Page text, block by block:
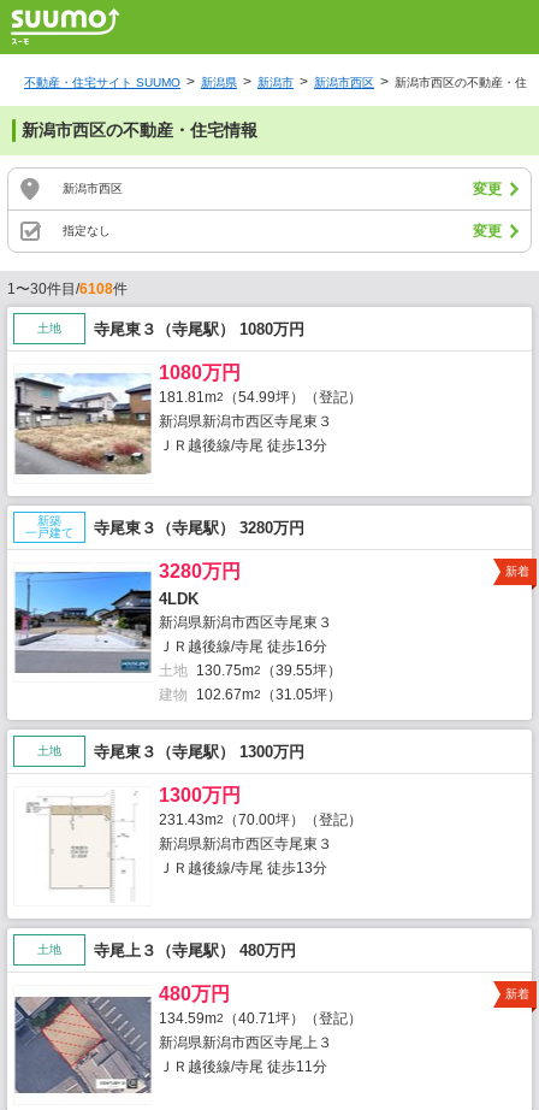
不動産・住宅サイト SUUMO 新潟県 新潟市 新潟市西区 新潟市西区の不動産・住
新潟市西区の不動産・住宅情報
新潟市西区 変更
指定なし 変更
1〜30件目/6108件
土地 寺尾東３（寺尾駅） 1080万円
1080万円
181.81m2
（54.99坪）（登記）
新潟県新潟市西区寺尾東３
ＪＲ越後線/寺尾 徒歩13分
新築
一戸建て
寺尾東３（寺尾駅） 3280万円
3280万円
4LDK
新潟県新潟市西区寺尾東３
ＪＲ越後線/寺尾 徒歩16分
土地 130.75m2
（39.55坪）
建物
102.67m2 （31.05坪）
新着
土地 寺尾東３（寺尾駅） 1300万円
1300万円
231.43m2
（70.00坪）（登記）
新潟県新潟市西区寺尾東３
ＪＲ越後線/寺尾 徒歩13分
土地 寺尾上３（寺尾駅） 480万円
480万円
134.59m2
（40.71坪）（登記）
新潟県新潟市西区寺尾上３
ＪＲ越後線/寺尾 徒歩11分
新着